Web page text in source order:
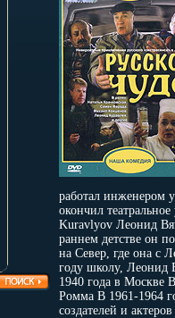
работал инженером
окончил
Kuravlyov Леонид
раннем детстве он
на Север, где она с
году школу, Леонид
1940 года в Москве
Ромма В 1961-1964
создателей и